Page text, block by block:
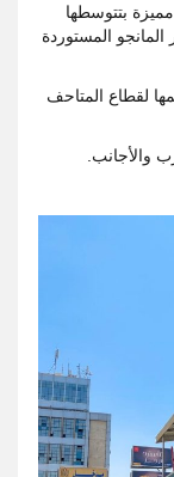
بتتوسطها
من أشجار المانجو المستوردة
إلى متحف عام 1976 بعد ضمها لقطاع المتاحف